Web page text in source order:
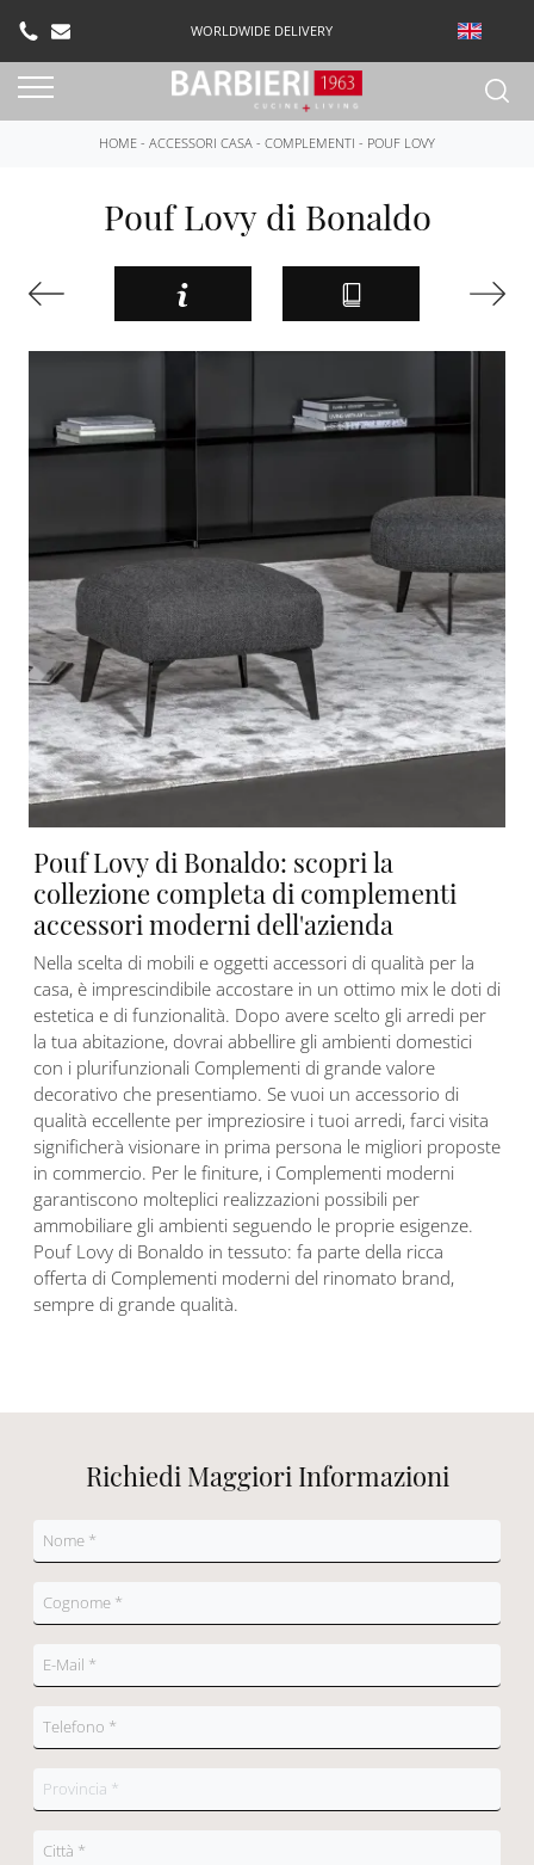
WORLDWIDE DELIVERY
HOME - ACCESSORI CASA - COMPLEMENTI - POUF LOVY
Pouf Lovy di Bonaldo
Pouf Lovy di Bonaldo: scopri la
collezione completa di complementi
accessori moderni dell'azienda
Nella scelta di mobili e oggetti accessori di qualità per la
casa, è imprescindibile accostare in un ottimo mix le doti di
estetica e di funzionalità. Dopo avere scelto gli arredi per
la tua abitazione, dovrai abbellire gli ambienti domestici
con i plurifunzionali Complementi di grande valore
decorativo che presentiamo. Se vuoi un accessorio di
qualità eccellente per impreziosire i tuoi arredi, farci visita
significherà visionare in prima persona le migliori proposte
in commercio. Per le finiture, i Complementi moderni
garantiscono molteplici realizzazioni possibili per
ammobiliare gli ambienti seguendo le proprie esigenze.
Pouf Lovy di Bonaldo in tessuto: fa parte della ricca
offerta di Complementi moderni del rinomato brand,
sempre di grande qualità.
Richiedi Maggiori Informazioni